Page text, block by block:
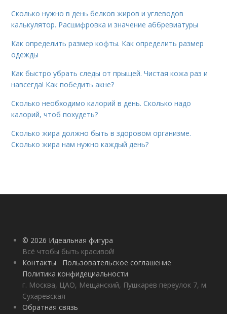
Сколько нужно в день белков жиров и углеводов
калькулятор. Расшифровка и значение аббревиатуры
Как определить размер кофты. Как определить размер
одежды
Как быстро убрать следы от прыщей. Чистая кожа раз и
навсегда! Как победить акне?
Сколько необходимо калорий в день. Сколько надо
калорий, чтоб похудеть?
Сколько жира должно быть в здоровом организме.
Сколько жира нам нужно каждый день?
© 2026 Идеальная фигура
Всё чтобы быть красивой!
Контакты
Пользовательское соглашение
Политика конфидециальности
г. Москва, ЦАО, Мещанский, Пушкарев переулок 7, м.
Сухаревская
Обратная связь